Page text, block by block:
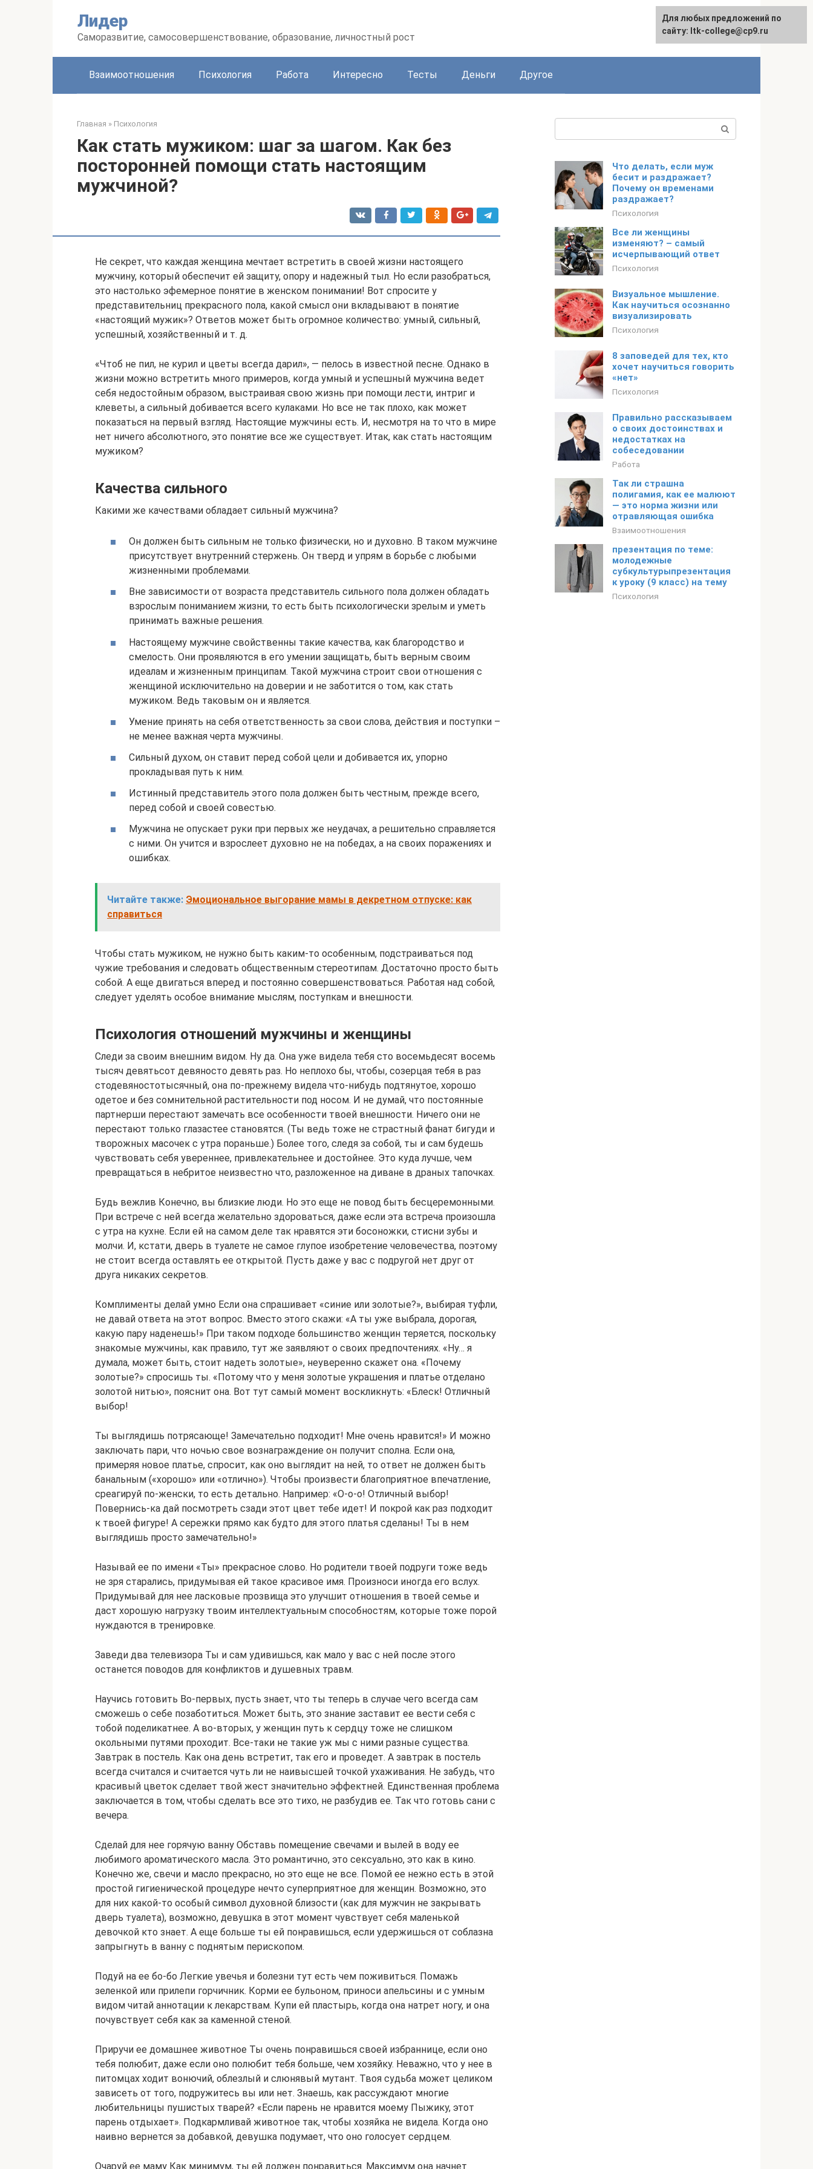
Лидер
Саморазвитие, самосовершенствование, образование, личностный рост
Взаимоотношения Психология Работа Интересно Тесты Деньги Другое
Главная » Психология
Как стать мужиком: шаг за шагом. Как без
посторонней помощи стать настоящим
мужчиной?
Не секрет, что каждая женщина мечтает встретить в своей жизни настоящего
мужчину, который обеспечит ей защиту, опору и надежный тыл. Но если разобраться,
это настолько эфемерное понятие в женском понимании! Вот спросите у
представительниц прекрасного пола, какой смысл они вкладывают в понятие
«настоящий мужик»? Ответов может быть огромное количество: умный, сильный,
успешный, хозяйственный и т. д.
«Чтоб не пил, не курил и цветы всегда дарил», — пелось в известной песне. Однако в
жизни можно встретить много примеров, когда умный и успешный мужчина ведет
себя недостойным образом, выстраивая свою жизнь при помощи лести, интриг и
клеветы, а сильный добивается всего кулаками. Но все не так плохо, как может
показаться на первый взгляд. Настоящие мужчины есть. И, несмотря на то что в мире
нет ничего абсолютного, это понятие все же существует. Итак, как стать настоящим
мужиком?
Качества сильного
Какими же качествами обладает сильный мужчина?
Он должен быть сильным не только физически, но и духовно. В таком мужчине
присутствует внутренний стержень. Он тверд и упрям в борьбе с любыми
жизненными проблемами.
Вне зависимости от возраста представитель сильного пола должен обладать
взрослым пониманием жизни, то есть быть психологически зрелым и уметь
принимать важные решения.
Настоящему мужчине свойственны такие качества, как благородство и
смелость. Они проявляются в его умении защищать, быть верным своим
идеалам и жизненным принципам. Такой мужчина строит свои отношения с
женщиной исключительно на доверии и не заботится о том, как стать
мужиком. Ведь таковым он и является.
Умение принять на себя ответственность за свои слова, действия и поступки –
не менее важная черта мужчины.
Сильный духом, он ставит перед собой цели и добивается их, упорно
прокладывая путь к ним.
Истинный представитель этого пола должен быть честным, прежде всего,
перед собой и своей совестью.
Мужчина не опускает руки при первых же неудачах, а решительно справляется
с ними. Он учится и взрослеет духовно не на победах, а на своих поражениях и
ошибках.
Читайте также: Эмоциональное выгорание мамы в декретном отпуске: как
справиться
Чтобы стать мужиком, не нужно быть каким-то особенным, подстраиваться под
чужие требования и следовать общественным стереотипам. Достаточно просто быть
собой. А еще двигаться вперед и постоянно совершенствоваться. Работая над собой,
следует уделять особое внимание мыслям, поступкам и внешности.
Психология отношений мужчины и женщины
Следи за своим внешним видом. Ну да. Она уже видела тебя сто восемьдесят восемь
тысяч девятьсот девяносто девять раз. Но неплохо бы, чтобы, созерцая тебя в раз
стодевяностотысячный, она по-прежнему видела что-нибудь подтянутое, хорошо
одетое и без сомнительной растительности под носом. И не думай, что постоянные
партнерши перестают замечать все особенности твоей внешности. Ничего они не
перестают только глазастее становятся. (Ты ведь тоже не страстный фанат бигуди и
творожных масочек с утра пораньше.) Более того, следя за собой, ты и сам будешь
чувствовать себя увереннее, привлекательнее и достойнее. Это куда лучше, чем
превращаться в небритое неизвестно что, разложенное на диване в драных тапочках.
Будь вежлив Конечно, вы близкие люди. Но это еще не повод быть бесцеремонными.
При встрече с ней всегда желательно здороваться, даже если эта встреча произошла
с утра на кухне. Если ей на самом деле так нравятся эти босоножки, стисни зубы и
молчи. И, кстати, дверь в туалете не самое глупое изобретение человечества, поэтому
не стоит всегда оставлять ее открытой. Пусть даже у вас с подругой нет друг от
друга никаких секретов.
Комплименты делай умно Если она спрашивает «синие или золотые?», выбирая туфли,
не давай ответа на этот вопрос. Вместо этого скажи: «А ты уже выбрала, дорогая,
какую пару наденешь!» При таком подходе большинство женщин теряется, поскольку
знакомые мужчины, как правило, тут же заявляют о своих предпочтениях. «Ну… я
думала, может быть, стоит надеть золотые», неуверенно скажет она. «Почему
золотые?» спросишь ты. «Потому что у меня золотые украшения и платье отделано
золотой нитью», пояснит она. Вот тут самый момент воскликнуть: «Блеск! Отличный
выбор!
Ты выглядишь потрясающе! Замечательно подходит! Мне очень нравится!» И можно
заключать пари, что ночью свое вознаграждение он получит сполна. Если она,
примеряя новое платье, спросит, как оно выглядит на ней, то ответ не должен быть
банальным («хорошо» или «отлично»). Чтобы произвести благоприятное впечатление,
среагируй по-женски, то есть детально. Например: «О-о-о! Отличный выбор!
Повернись-ка дай посмотреть сзади этот цвет тебе идет! И покрой как раз подходит
к твоей фигуре! А сережки прямо как будто для этого платья сделаны! Ты в нем
выглядишь просто замечательно!»
Называй ее по имени «Ты» прекрасное слово. Но родители твоей подруги тоже ведь
не зря старались, придумывая ей такое красивое имя. Произноси иногда его вслух.
Придумывай для нее ласковые прозвища это улучшит отношения в твоей семье и
даст хорошую нагрузку твоим интеллектуальным способностям, которые тоже порой
нуждаются в тренировке.
Заведи два телевизора Ты и сам удивишься, как мало у вас с ней после этого
останется поводов для конфликтов и душевных травм.
Научись готовить Во-первых, пусть знает, что ты теперь в случае чего всегда сам
сможешь о себе позаботиться. Может быть, это знание заставит ее вести себя с
тобой поделикатнее. А во-вторых, у женщин путь к сердцу тоже не слишком
окольными путями проходит. Все-таки не такие уж мы с ними разные существа.
Завтрак в постель. Как она день встретит, так его и проведет. А завтрак в постель
всегда считался и считается чуть ли не наивысшей точкой ухаживания. Не забудь, что
красивый цветок сделает твой жест значительно эффектней. Единственная проблема
заключается в том, чтобы сделать все это тихо, не разбудив ее. Так что готовь сани с
вечера.
Сделай для нее горячую ванну Обставь помещение свечами и вылей в воду ее
любимого ароматического масла. Это романтично, это сексуально, это как в кино.
Конечно же, свечи и масло прекрасно, но это еще не все. Помой ее нежно есть в этой
простой гигиенической процедуре нечто суперприятное для женщин. Возможно, это
для них какой-то особый символ духовной близости (как для мужчин не закрывать
дверь туалета), возможно, девушка в этот момент чувствует себя маленькой
девочкой кто знает. А еще больше ты ей понравишься, если удержишься от соблазна
запрыгнуть в ванну с поднятым перископом.
Подуй на ее бо-бо Легкие увечья и болезни тут есть чем поживиться. Помажь
зеленкой или прилепи горчичник. Корми ее бульоном, приноси апельсины и с умным
видом читай аннотации к лекарствам. Купи ей пластырь, когда она натрет ногу, и она
почувствует себя как за каменной стеной.
Приручи ее домашнее животное Ты очень понравишься своей избраннице, если оно
тебя полюбит, даже если оно полюбит тебя больше, чем хозяйку. Неважно, что у нее в
питомцах ходит вонючий, облезлый и слюнявый мутант. Твоя судьба может целиком
зависеть от того, подружитесь вы или нет. Знаешь, как рассуждают многие
любительницы пушистых тварей? «Если парень не нравится моему Пыжику, этот
парень отдыхает». Подкармливай животное так, чтобы хозяйка не видела. Когда оно
наивно вернется за добавкой, девушка подумает, что оно голосует сердцем.
Очаруй ее маму Как минимум, ты ей должен понравиться. Максимум она начнет
Что делать, если муж
бесит и раздражает?
Почему он временами
раздражает?
Психология
Все ли женщины
изменяют? – самый
исчерпывающий ответ
Психология
Визуальное мышление.
Как научиться осознанно
визуализировать
Психология
8 заповедей для тех, кто
хочет научиться говорить
«нет»
Психология
Правильно рассказываем
о своих достоинствах и
недостатках на
собеседовании
Работа
Так ли страшна
полигамия, как ее малюют
— это норма жизни или
отравляющая ошибка
Взаимоотношения
презентация по теме:
молодежные
субкультурыпрезентация
к уроку (9 класс) на тему
Психология
Для любых предложений по
сайту: ltk-college@cp9.ru